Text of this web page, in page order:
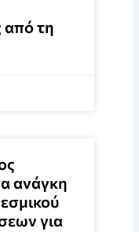
από τη
ανάγκη
για